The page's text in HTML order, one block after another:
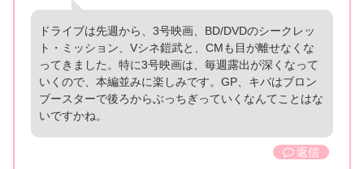
ドライブは先週から、3号映画、BD/DVDのシークレッ
ト・ミッション、Vシネ鎧武と、CMも目が離せなくな
ってきました。特に3号映画は、毎週露出が深くなって
いくので、本編並みに楽しみです。GP、キバはブロン
ブースターで後ろからぶっちぎっていくなんてことはな
いですかね。
返信